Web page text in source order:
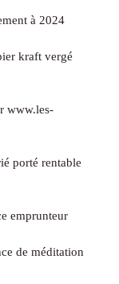
à 2024
kraft vergé
www.les-
porté rentable
emprunteur
de méditation